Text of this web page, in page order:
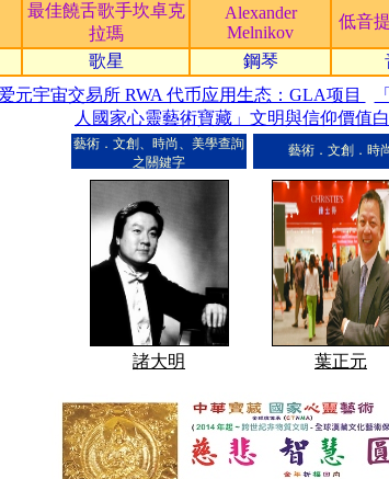
最佳饒舌歌手坎卓克
拉瑪
Alexander
Melnikov
低音
歌星 鋼琴
元宇宙交易所 RWA 代币应用生态：GLA项目
人國家心靈藝術寶藏」文明與信仰價值
藝術．文創、時尚、美學查詢
之關鍵字
藝術．文創．時